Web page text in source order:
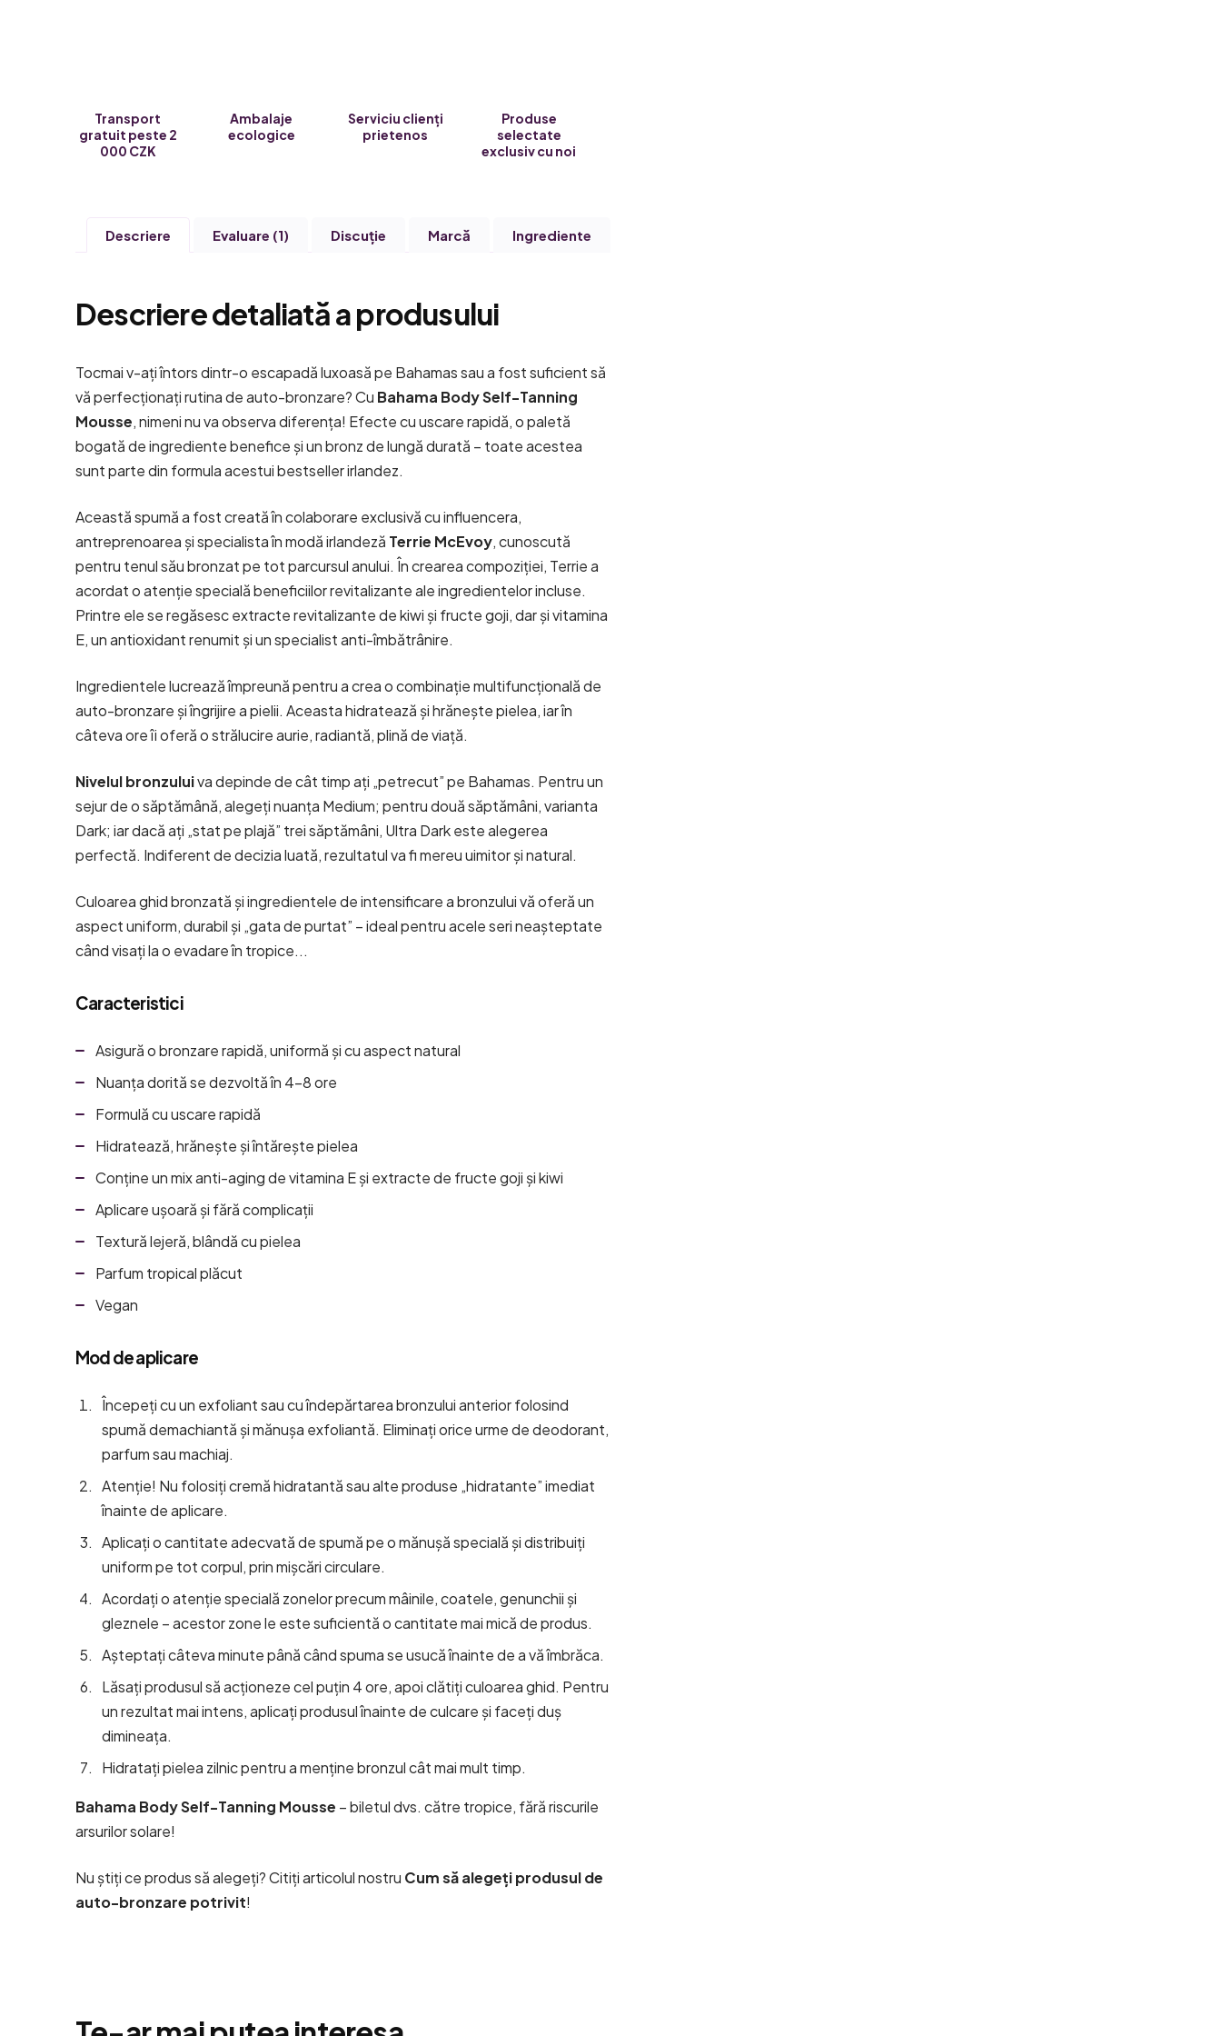
Transport
gratuit peste 2
000 CZK
Ambalaje
ecologice
Serviciu clienți
prietenos
Produse
selectate
exclusiv cu noi
Descriere Evaluare (1) Discuţie Marcă Ingrediente
Descriere detaliată a produsului
Tocmai v-ați întors dintr-o escapadă luxoasă pe Bahamas sau a fost suficient să
vă perfecționați rutina de auto-bronzare? Cu Bahama Body Self-Tanning
Mousse, nimeni nu va observa diferența! Efecte cu uscare rapidă, o paletă
bogată de ingrediente benefice și un bronz de lungă durată – toate acestea
sunt parte din formula acestui bestseller irlandez.
Această spumă a fost creată în colaborare exclusivă cu influencera,
antreprenoarea și specialista în modă irlandeză Terrie McEvoy, cunoscută
pentru tenul său bronzat pe tot parcursul anului. În crearea compoziției, Terrie a
acordat o atenție specială beneficiilor revitalizante ale ingredientelor incluse.
Printre ele se regăsesc extracte revitalizante de kiwi și fructe goji, dar și vitamina
E, un antioxidant renumit și un specialist anti-îmbătrânire.
Ingredientele lucrează împreună pentru a crea o combinație multifuncțională de
auto-bronzare și îngrijire a pielii. Aceasta hidratează și hrănește pielea, iar în
câteva ore îi oferă o strălucire aurie, radiantă, plină de viață.
Nivelul bronzuluiva depinde de cât timp ați „petrecut” pe Bahamas. Pentru un
sejur de o săptămână, alegeți nuanța Medium; pentru două săptămâni, varianta
Dark; iar dacă ați „stat pe plajă” trei săptămâni, Ultra Darkeste alegerea
perfectă. Indiferent de decizia luată, rezultatul va fi mereu uimitor și natural.
Culoarea ghid bronzată și ingredientele de intensificare a bronzului vă oferă un
aspect uniform, durabil și „gata de purtat” – ideal pentru acele seri neașteptate
când visați la o evadare în tropice...
Caracteristici
Asigură o bronzare rapidă, uniformă și cu aspect natural
Nuanța dorită se dezvoltă în 4-8 ore
Formulă cu uscare rapidă
Hidratează, hrănește și întărește pielea
Conține un mix anti-aging de vitamina E și extracte de fructe goji și kiwi
Aplicare ușoară și fără complicații
Textură lejeră, blândă cu pielea
Parfum tropical plăcut
Vegan
Mod de aplicare
Începeți cu un exfoliant sau cu îndepărtarea bronzului anterior folosind
spumă demachiantă și mănușa exfoliantă. Eliminați orice urme de deodorant,
parfum sau machiaj.
Atenție! Nu folosiți cremă hidratantă sau alte produse „hidratante” imediat
înainte de aplicare.
Aplicați o cantitate adecvată de spumă pe o mănușă specială și distribuiți
uniform pe tot corpul, prin mișcări circulare.
Acordați o atenție specială zonelor precum mâinile, coatele, genunchii și
gleznele – acestor zone le este suficientă o cantitate mai mică de produs.
Așteptați câteva minute până când spuma se usucă înainte de a vă îmbrăca.
Lăsați produsul să acționeze cel puțin 4 ore, apoi clătiți culoarea ghid. Pentru
un rezultat mai intens, aplicați produsul înainte de culcare și faceți duș
dimineața.
Hidratați pielea zilnic pentru a menține bronzul cât mai mult timp.
Bahama Body Self-Tanning Mousse – biletul dvs. către tropice, fără riscurile
arsurilor solare!
Nu știți ce produs să alegeți? Citiți articolul nostru Cum să alegeți produsul de
auto-bronzare potrivit!